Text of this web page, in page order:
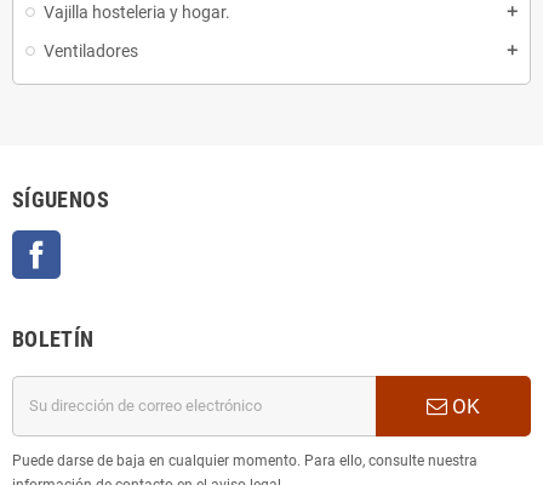
Vajilla hosteleria y hogar. add
Ventiladores add
SÍGUENOS
BOLETÍN
OK
Puede darse de baja en cualquier momento. Para ello, consulte nuestra